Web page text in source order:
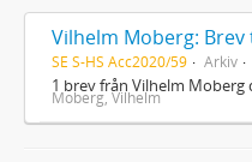
Vilhelm Moberg:
SE S-HS Acc2020/59 Arkiv
1 brev från Vilhelm Moberg
Moberg, Vilhelm